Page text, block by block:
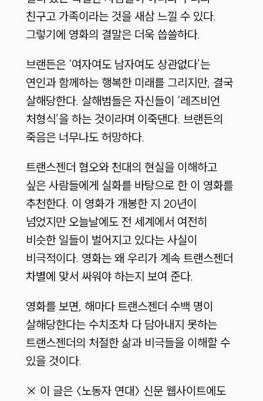
친구고 가족이라는 것을 새삼 느낄 수 있다.
그렇기에 영화의 결말은 더욱 씁쓸하다.
브랜든은 ‘여자여도 남자여도 상관없다’는
연인과 함께하는 행복한 미래를 그리지만, 결국
살해당한다. 살해범들은 자신들이 ‘레즈비언
처형식’을 하는 것이라며 이죽댄다. 브랜든의
죽음은 너무나도 허망하다.
트랜스젠더 혐오와 천대의 현실을 이해하고
싶은 사람들에게 실화를 바탕으로 한 이 영화를
추천한다. 이 영화가 개봉한 지 20년이
넘었지만 오늘날에도 전 세계에서 여전히
비슷한 일들이 벌어지고 있다는 사실이
비극적이다. 영화는 왜 우리가 계속 트랜스젠더
차별에 맞서 싸워야 하는지 보여 준다.
영화를 보면, 해마다 트랜스젠더 수백 명이
살해당한다는 수치조차 다 담아내지 못하는
트랜스젠더의 처절한 삶과 비극들을 이해할 수
있을 것이다.
※ 이 글은 〈노동자 연대〉 신문 웹사이트에도